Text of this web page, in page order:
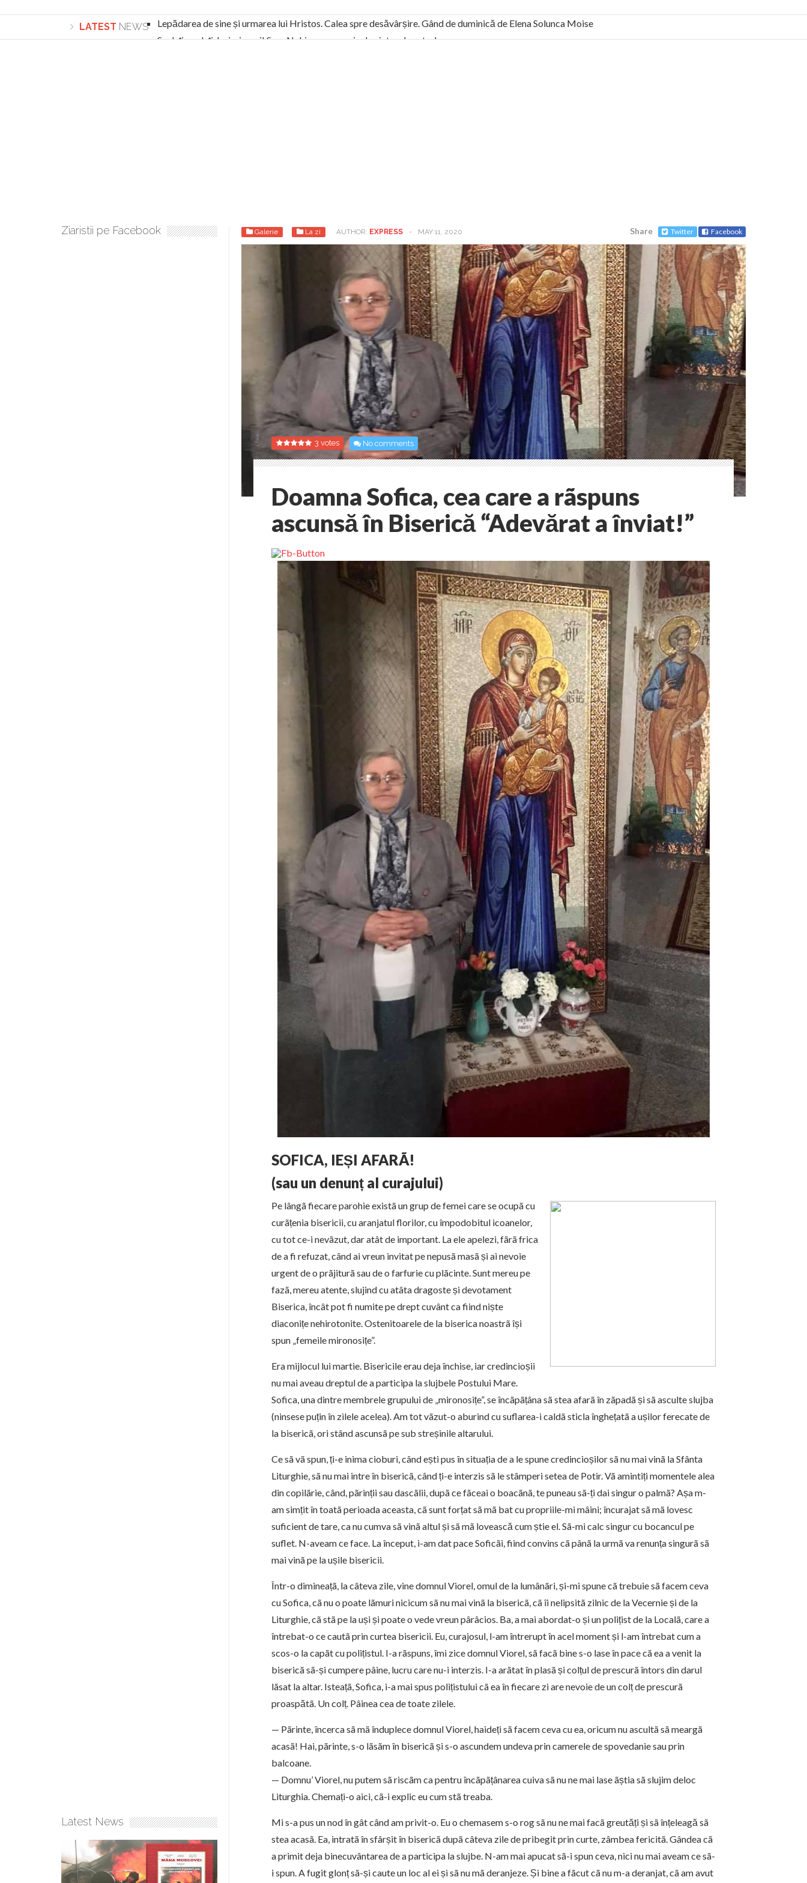
LATEST NEWS
Lepădarea de sine și urmarea lui Hristos. Calea spre desăvârșire. Gând de duminică de Elena Solunca Moise
Sculați, sculați, boieri mari! Sara Nukina are nevoie de ajutorul nostru!
Galerie La zi AUTHOR: EXPRESS - MAY 11, 2020 Share Twitter Facebook
3 votes No comments
Doamna Sofica, cea care a rãspuns
ascunsă în Biserică “Adevărat a înviat!”
SOFICA, IEȘI AFARÃ!
(sau un denunț al curajului)
Pe lângã fiecare parohie existã un grup de femei care se ocupã cu
curãțenia bisericii, cu aranjatul florilor, cu împodobitul icoanelor,
cu tot ce-i nevãzut, dar atât de important. La ele apelezi, fãrã frica
de a fi refuzat, când ai vreun invitat pe nepusã masã și ai nevoie
urgent de o prãjiturã sau de o farfurie cu plãcinte. Sunt mereu pe
fazã, mereu atente, slujind cu atâta dragoste și devotament
Biserica, încât pot fi numite pe drept cuvânt ca fiind niște
diaconițe nehirotonite. Ostenitoarele de la biserica noastrã își
spun „femeile mironosițe”.
Era mijlocul lui martie. Bisericile erau deja închise, iar credincioșii
nu mai aveau dreptul de a participa la slujbele Postului Mare.
Sofica, una dintre membrele grupului de „mironosițe”, se încãpãțâna sã stea afarã în zãpadã și sã asculte slujba
(ninsese puțin în zilele acelea). Am tot vãzut-o aburind cu suflarea-i caldã sticla înghețatã a ușilor ferecate de
la bisericã, ori stând ascunsã pe sub streșinile altarului.
Ce sã vã spun, ți-e inima cioburi, când ești pus în situația de a le spune credincioșilor sã nu mai vinã la Sfânta
Liturghie, sã nu mai intre în bisericã, când ți-e interzis sã le stâmperi setea de Potir. Vã amintiți momentele alea
din copilãrie, când, pãrinții sau dascãlii, dupã ce fãceai o boacãnã, te puneau sã-ți dai singur o palmã? Așa m-
am simțit în toatã perioada aceasta, cã sunt forțat sã mã bat cu propriile-mi mâini; încurajat sã mã lovesc
suficient de tare, ca nu cumva sã vinã altul și sã mã lovească cum știe el. Sã-mi calc singur cu bocancul pe
suflet. N-aveam ce face. La început, i-am dat pace Soficãi, fiind convins cã pânã la urmã va renunța singurã sã
mai vinã pe la ușile bisericii.
Într-o dimineațã, la câteva zile, vine domnul Viorel, omul de la lumânãri, și-mi spune cã trebuie sã facem ceva
cuSofica, cã nu o poate lãmuri nicicum sã nu mai vinã la bisericã, cã îi nelipsitã zilnic de la Vecernie și de la
Liturghie, cã stã pe la uși și poate o vede vreun pârâcios. Ba, a mai abordat-o și un polițist de la Localã, care a
întrebat-o ce cautã prin curtea bisericii. Eu, curajosul, l-am întrerupt în acel moment și l-am întrebat cum a
scos-o la capãt cu polițistul. I-a rãspuns, îmi zice domnul Viorel, sã facã bine s-o lase în pace cã ea a venit la
bisericã sã-și cumpere pâine, lucru care nu-i interzis. I-a arãtat în plasã și colțul de prescurã întors din darul
lãsat la altar. Isteațã,Sofica, i-a mai spus polițistului cã ea în fiecare zi are nevoie de un colț de prescurã
proaspătã. Un colț. Pâinea cea de toate zilele.
— Pãrinte, încerca sã mã înduplece domnul Viorel, haideți sã facem ceva cu ea, oricum nu ascultã sã meargã
acasã! Hai, pãrinte, s-o lãsãm în bisericã și s-o ascundem undeva prin camerele de spovedanie sau prin
balcoane.
— Domnu’ Viorel, nu putem sã riscãm ca pentru încãpãțânarea cuiva sã nu ne mai lase ãștia sã slujim deloc
Liturghia. Chemați-o aici, cã-i explic eu cum stã treaba.
Mi s-a pus un nod în gât când am privit-o. Eu o chemasem s-o rog sã nu ne mai facã greutăți și sã înțeleagă sã
stea acasã. Ea, intratã în sfârșit în bisericã dupã câteva zile de pribegit prin curte, zâmbea fericitã. Gândea cã
a primit deja binecuvântarea de a participa la slujbe. N-am mai apucat sã-i spun ceva, nici nu mai aveam ce sã-
i spun. A fugit glonț sã-și caute un loc al ei și sã nu mã deranjeze. Și bine a fãcut cã nu m-a deranjat, cã am avut
Ziaristii pe Facebook
Latest News